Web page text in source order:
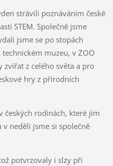
strávili poznáváním české
STEM. Společně jsme
jsme se po stopách
muzeu, v ZOO
z celého světa a pro
hry z přírodních
českých rodinách, které jim
neděli jsme si společně
potvrzovaly i slzy při